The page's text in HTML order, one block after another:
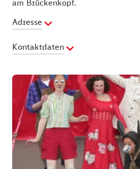
am Brückenkopf.
Adresse
Kontaktdaten
Fax:+49 (0)38378 477129
E-Mail Adresse:info@usedom.de